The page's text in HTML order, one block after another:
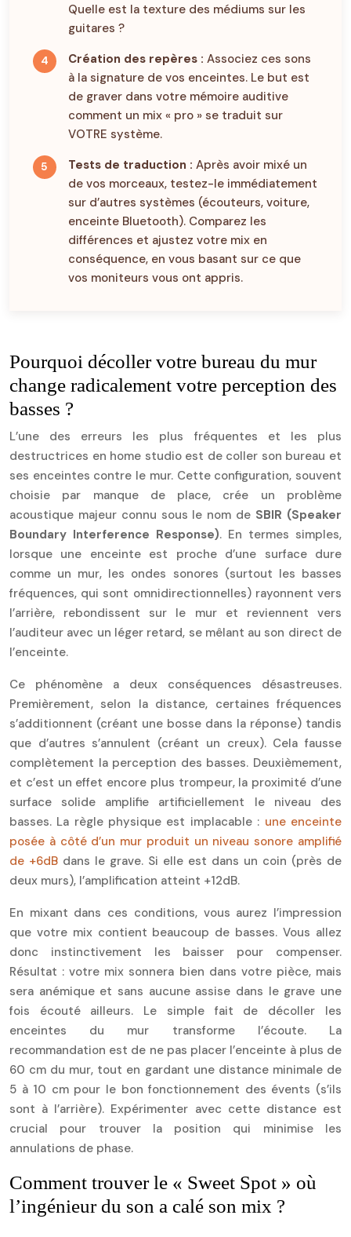
Quelle est la texture des médiums sur les
guitares ?
Création des repères : Associez ces sons
à la signature de vos enceintes. Le but est
de graver dans votre mémoire auditive
comment un mix « pro » se traduit sur
VOTRE système.
Tests de traduction : Après avoir mixé un
de vos morceaux, testez-le immédiatement
sur d’autres systèmes (écouteurs, voiture,
enceinte Bluetooth). Comparez les
différences et ajustez votre mix en
conséquence, en vous basant sur ce que
vos moniteurs vous ont appris.
Pourquoi décoller votre bureau du mur
change radicalement votre perception des
basses ?
L’une des erreurs les plus fréquentes et les plus
destructrices en home studio est de coller son bureau et
ses enceintes contre le mur. Cette configuration, souvent
choisie par manque de place, crée un problème
acoustique majeur connu sous le nom de SBIR (Speaker
Boundary Interference Response). En termes simples,
lorsque une enceinte est proche d’une surface dure
comme un mur, les ondes sonores (surtout les basses
fréquences, qui sont omnidirectionnelles) rayonnent vers
l’arrière, rebondissent sur le mur et reviennent vers
l’auditeur avec un léger retard, se mêlant au son direct de
l’enceinte.
Ce phénomène a deux conséquences désastreuses.
Premièrement, selon la distance, certaines fréquences
s’additionnent (créant une bosse dans la réponse) tandis
que d’autres s’annulent (créant un creux). Cela fausse
complètement la perception des basses. Deuxièmement,
et c’est un effet encore plus trompeur, la proximité d’une
surface solide amplifie artificiellement le niveau des
basses. La règle physique est implacable : une enceinte
posée à côté d’un mur produit un niveau sonore amplifié
de +6dB dans le grave. Si elle est dans un coin (près de
deux murs), l’amplification atteint +12dB.
En mixant dans ces conditions, vous aurez l’impression
que votre mix contient beaucoup de basses. Vous allez
donc instinctivement les baisser pour compenser.
Résultat : votre mix sonnera bien dans votre pièce, mais
sera anémique et sans aucune assise dans le grave une
fois écouté ailleurs. Le simple fait de décoller les
enceintes du mur transforme l’écoute. La
recommandation est de ne pas placer l’enceinte à plus de
60 cm du mur, tout en gardant une distance minimale de
5 à 10 cm pour le bon fonctionnement des évents (s’ils
sont à l’arrière). Expérimenter avec cette distance est
crucial pour trouver la position qui minimise les
annulations de phase.
Comment trouver le « Sweet Spot » où
l’ingénieur du son a calé son mix ?